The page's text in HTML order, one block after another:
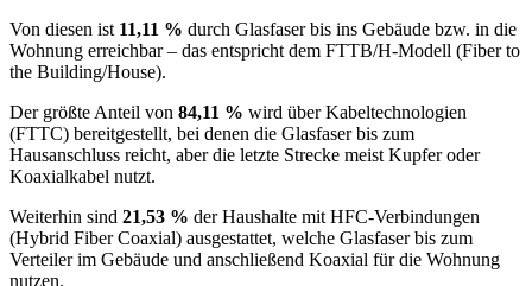
Von diesen ist 11,11 % durch Glasfaser bis ins Gebäude bzw. in die
Wohnung erreichbar – das entspricht dem FTTB/H‑Modell (Fiber to
the Building/House).
Der größte Anteil von 84,11 % wird über Kabeltechnologien
(FTTC) bereitgestellt, bei denen die Glasfaser bis zum
Hausanschluss reicht, aber die letzte Strecke meist Kupfer oder
Koaxialkabel nutzt.
Weiterhin sind 21,53 % der Haushalte mit HFC‑Verbindungen
(Hybrid Fiber Coaxial) ausgestattet, welche Glasfaser bis zum
Verteiler im Gebäude und anschließend Koaxial für die Wohnung
nutzen.